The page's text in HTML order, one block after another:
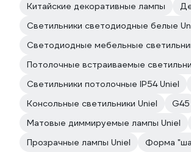
Китайские декоративные лампы
Светильники светодиодные белые
Светодиодные мебельные
Потолочные встраиваемые
Светильники потолочные IP54 Uniel
Консольные светильники Uniel
G45
Матовые диммируемые лампы Uniel
Прозрачные лампы Uniel
Форма